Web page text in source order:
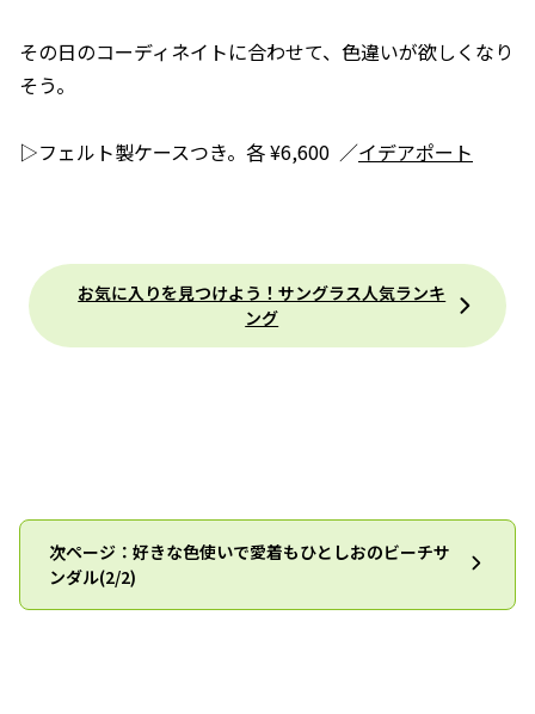
その日のコーディネイトに合わせて、色違いが欲しくなり
そう。
▷フェルト製ケースつき。各 ¥6,600 ／イデアポート
お気に入りを見つけよう！サングラス人気ランキ
ング
次ページ：好きな色使いで愛着もひとしおのビーチサ
ンダル(2/2)